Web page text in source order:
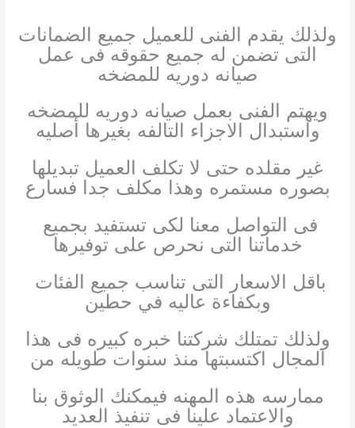
ولذلك يقدم الفنى للعميل جميع الضمانات
التى تضمن له جميع حقوقه فى عمل
صيانه دوريه للمضخه
ويهتم الفنى بعمل صيانه دوريه للمضخه
واستبدال الاجزاء التالفه بغيرها أصليه
غير مقلده حتى لا تكلف العميل تبديلها
بصوره مستمره وهذا مكلف جدا فسارع
فى التواصل معنا لكى تستفيد بجميع
خدماتنا التى نحرص على توفيرها
باقل الاسعار التى تناسب جميع الفئات
وبكفاءة عاليه في حطين
ولذلك تمتلك شركتنا خبره كبيره فى هذا
المجال اكتسبتها منذ سنوات طويله من
ممارسه هذه المهنه فيمكنك الوثوق بنا
والاعتماد علينا فى تنفيذ العديد